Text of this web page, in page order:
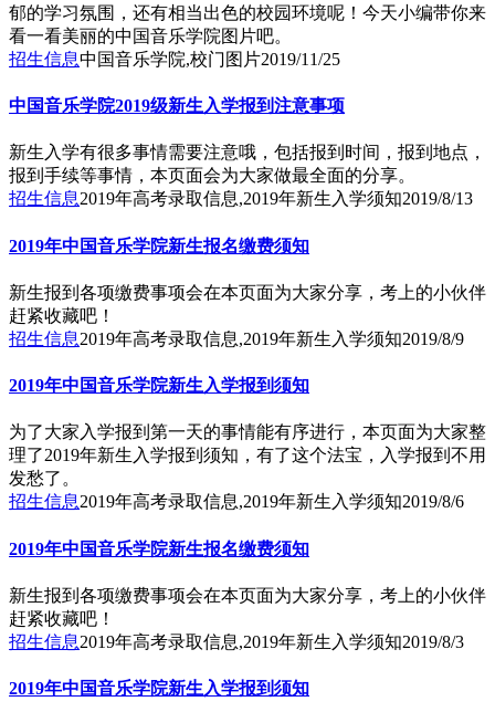
郁的学习氛围，还有相当出色的校园环境呢！今天小编带你来
看一看美丽的中国音乐学院图片吧。
招生信息中国音乐学院,校门图片2019/11/25
中国音乐学院2019级新生入学报到注意事项
新生入学有很多事情需要注意哦，包括报到时间，报到地点，
报到手续等事情，本页面会为大家做最全面的分享。
招生信息2019年高考录取信息,2019年新生入学须知2019/8/13
2019年中国音乐学院新生报名缴费须知
新生报到各项缴费事项会在本页面为大家分享，考上的小伙伴
赶紧收藏吧！
招生信息2019年高考录取信息,2019年新生入学须知2019/8/9
2019年中国音乐学院新生入学报到须知
为了大家入学报到第一天的事情能有序进行，本页面为大家整
理了2019年新生入学报到须知，有了这个法宝，入学报到不用
发愁了。
招生信息2019年高考录取信息,2019年新生入学须知2019/8/6
2019年中国音乐学院新生报名缴费须知
新生报到各项缴费事项会在本页面为大家分享，考上的小伙伴
赶紧收藏吧！
招生信息2019年高考录取信息,2019年新生入学须知2019/8/3
2019年中国音乐学院新生入学报到须知